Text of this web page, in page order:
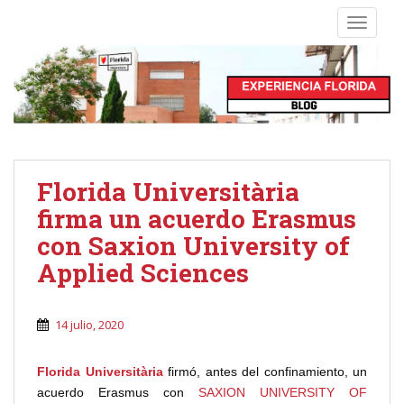
Florida Universitària
firma un acuerdo Erasmus
con Saxion University of
Applied Sciences
14 julio, 2020
Florida Universitària firmó, antes del confinamiento, un
acuerdo Erasmus con SAXION UNIVERSITY OF